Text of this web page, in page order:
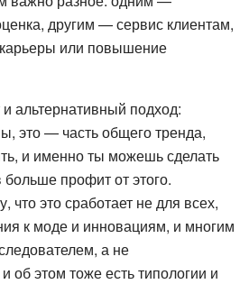
другим — сервис клиентам,
или повышение
альтернативный подход:
это — часть общего тренда,
и именно ты можешь сделать
профит от этого.
что это сработает не для всех,
к моде и инновациям, и многим
а не
об этом тоже есть типологии и